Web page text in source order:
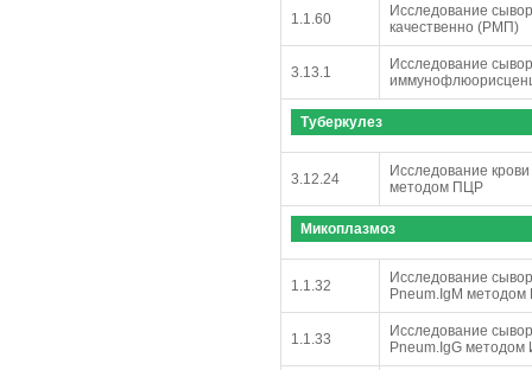
1.1.60
Исследование
качественно (РМП)
3.13.1
Исследование
Туберкулез
3.12.24
Исследование
методом ПЦР
Микоплазмоз
1.1.32
Исследование
Pneum.IgM
1.1.33
Исследование
Pneum.IgG